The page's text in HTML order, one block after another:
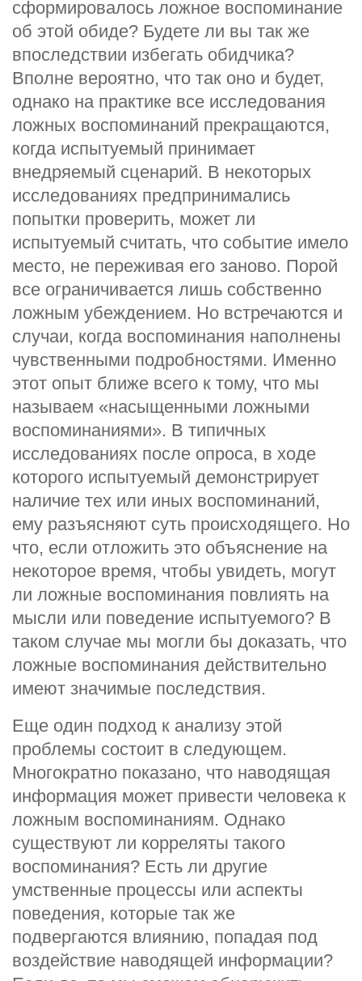
сформировалось ложное воспоминание
об этой обиде? Будете ли вы так же
впоследствии избегать обидчика?
Вполне вероятно, что так оно и будет,
однако на практике все исследования
ложных воспоминаний прекращаются,
когда испытуемый принимает
внедряемый сценарий. В некоторых
исследованиях предпринимались
попытки проверить, может ли
испытуемый считать, что событие имело
место, не переживая его заново. Порой
все ограничивается лишь собственно
ложным убеждением. Но встречаются и
случаи, когда воспоминания наполнены
чувственными подробностями. Именно
этот опыт ближе всего к тому, что мы
называем «насыщенными ложными
воспоминаниями». В типичных
исследованиях после опроса, в ходе
которого испытуемый демонстрирует
наличие тех или иных воспоминаний,
ему разъясняют суть происходящего. Но
что, если отложить это объяснение на
некоторое время, чтобы увидеть, могут
ли ложные воспоминания повлиять на
мысли или поведение испытуемого? В
таком случае мы могли бы доказать, что
ложные воспоминания действительно
имеют значимые последствия.
Еще один подход к анализу этой
проблемы состоит в следующем.
Многократно показано, что наводящая
информация может привести человека к
ложным воспоминаниям. Однако
существуют ли корреляты такого
воспоминания? Есть ли другие
умственные процессы или аспекты
поведения, которые так же
подвергаются влиянию, попадая под
воздействие наводящей информации?